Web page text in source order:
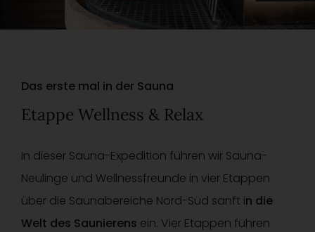
Das erste mal in der Sauna
Etappe Wellness & Relax
In dieser Sauna-Expedition führen wir Sauna-
Neulinge und Wellnessfreunde in vier Etappen
über die Saunabereiche Nord-Süd sanft in die
Welt des Saunierens ein. Vier Etappen führen